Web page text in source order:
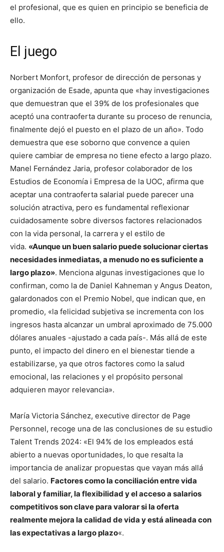
el profesional, que es quien en principio se beneficia de
ello.
El juego
Norbert Monfort, profesor de dirección de personas y
organización de Esade, apunta que «hay investigaciones
que demuestran que el 39% de los profesionales que
aceptó una contraoferta durante su proceso de renuncia,
finalmente dejó el puesto en el plazo de un año». Todo
demuestra que ese soborno que convence a quien
quiere cambiar de empresa no tiene efecto a largo plazo.
Manel Fernández Jaria, profesor colaborador de los
Estudios de Economía i Empresa de la UOC, afirma que
aceptar una contraoferta salarial puede parecer una
solución atractiva, pero es fundamental reflexionar
cuidadosamente sobre diversos factores relacionados
con la vida personal, la carrera y el estilo de
vida. «Aunque un buen salario puede solucionar ciertas
necesidades inmediatas, a menudo no es suficiente a
largo plazo». Menciona algunas investigaciones que lo
confirman, como la de Daniel Kahneman y Angus Deaton,
galardonados con el Premio Nobel, que indican que, en
promedio, «la felicidad subjetiva se incrementa con los
ingresos hasta alcanzar un umbral aproximado de 75.000
dólares anuales -ajustado a cada país-. Más allá de este
punto, el impacto del dinero en el bienestar tiende a
estabilizarse, ya que otros factores como la salud
emocional, las relaciones y el propósito personal
adquieren mayor relevancia».
María Victoria Sánchez, executive director de Page
Personnel, recoge una de las conclusiones de su estudio
Talent Trends 2024: «El 94% de los empleados está
abierto a nuevas oportunidades, lo que resalta la
importancia de analizar propuestas que vayan más allá
del salario. Factores como la conciliación entre vida
laboral y familiar, la flexibilidad y el acceso a salarios
competitivos son clave para valorar si la oferta
realmente mejora la calidad de vida y está alineada con
las expectativas a largo plazo«.